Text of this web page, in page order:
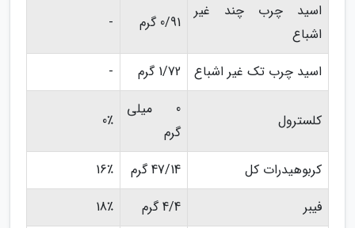
اسید چرب چند غیر
اشباع
0/91 گرم -
اسید چرب تک غیر اشباع 1/72 گرم -
کلسترول
0 میلی
گرم
0٪
کربوهیدرات کل 47/14 گرم
16٪
فیبر
4/4 گرم
18٪